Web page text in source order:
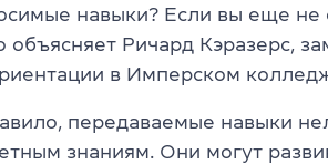
навыки? Если вы еще не
объясняет Ричард Кэразерс,
в Имперском
передаваемые навыки
знаниям. Они могут